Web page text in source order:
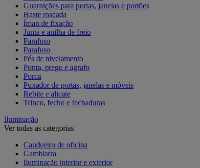
Guarnições para portas, janelas e portões
Haste roscada
Íman de fixação
Junta e anilha de freio
Parafuso
Parafuso
Pés de nivelamento
Ponta, prego e agrafo
Porca
Puxador de portas, janelas e móveis
Rebite e alicate
Trinco, fecho e fechaduras
Iluminação
Ver todas as categorias
Candeeiro de oficina
Gambiarra
Iluminação interior e exterior